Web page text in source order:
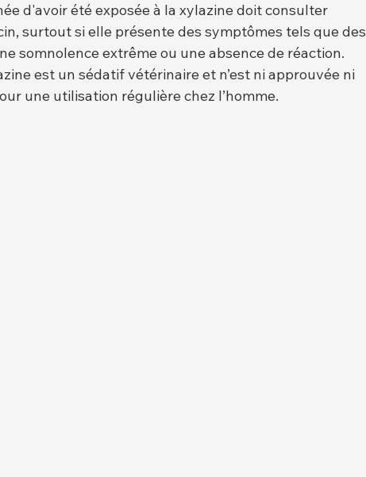
d'avoir été exposée à la xylazine doit consulter
surtout si elle présente des symptômes tels que des
somnolence extrême ou une absence de réaction.
est un sédatif vétérinaire et n’est ni approuvée ni
une utilisation régulière chez l’homme.